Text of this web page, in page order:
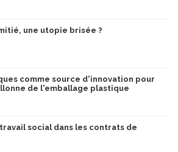
une utopie brisée ?
comme source d'innovation pour
de l'emballage plastique
social dans les contrats de